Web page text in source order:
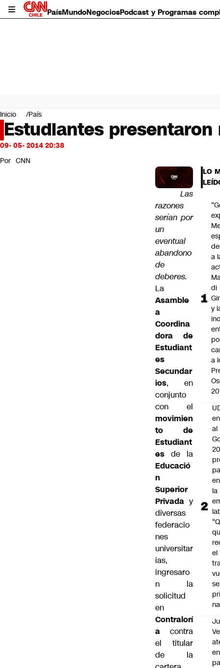
PaísMundoNegociosPodcast y Programas
Mundo
Negocios
Deportes
Programas completos
Servicios
Inicio País
Estudiantes
09- 05- 2014 20:38
Por CNN
Las
razones
serían por
un
eventual
abandono
de
deberes.
La
Asamble
a
Coordina
dora de
Estudiant
es
Secundar
ios, en
conjunto
con el
movimien
to de
Estudiant
esde la
Educació
n
Superior
Privada y
diversas
federacio
nes
universitar
ias,
ingresaro
n la
solicitud
en
Contralorí
acontra
el titular
de la
LO
a
di
y
a
al
20
la
el